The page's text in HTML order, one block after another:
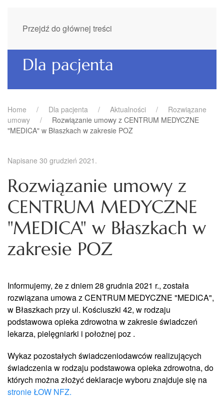
Przejdź do głównej treści
Dla pacjenta
Home Dla pacjenta Aktualności
Rozwiązane
umowy
Rozwiązanie umowy z CENTRUM MEDYCZNE
"MEDICA" w Błaszkach w zakresie POZ
Napisane 30 grudzień 2021 .
Rozwiązanie umowy z
CENTRUM MEDYCZNE
"MEDICA" w Błaszkach w
zakresie POZ
Informujemy, że z dniem 28 grudnia 2021 r., została
rozwiązana umowa z CENTRUM MEDYCZNE "MEDICA",
w Błaszkach przy ul. Kościuszki 42, w rodzaju
podstawowa opieka zdrowotna w zakresie świadczeń
lekarza, pielęgniarki i położnej poz .
Wykaz pozostałych świadczeniodawców realizujących
świadczenia w rodzaju podstawowa opieka zdrowotna, do
których można złożyć deklaracje wyboru znajduje się na
stronie ŁOW NFZ.